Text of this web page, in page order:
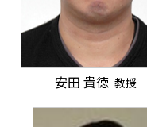
安田 貴徳 教授